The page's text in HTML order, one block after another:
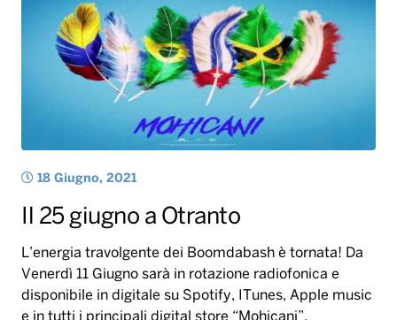
Radio Norba Consiglia
Leggerissime
Oroscopo
Speciale Astrabilia 2026
Battiti Live 2026
Gallery
18 Giugno, 2021
Il 25 giugno a Otranto
L’energia travolgente dei Boomdabash è tornata! Da
Venerdì 11 Giugno sarà in rotazione radiofonica e
disponibile in digitale su Spotify, ITunes, Apple music
e in tutti i principali digital store “Mohicani”,